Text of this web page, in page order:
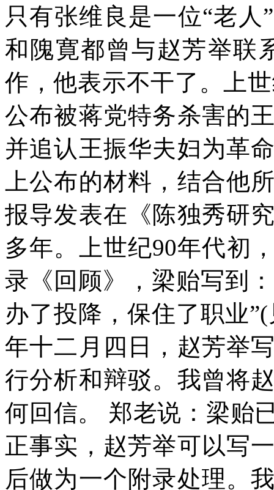
只有张维良是一位“老
和隗寛都曾与赵芳举联
作，他表示不干了。上
公布被蒋党特务杀害的
并追认王振华夫妇为革
上公布的材料，结合他
报导发表在《陈独秀研
多年。上世纪90年代初
录《回顾》，梁贻写到
办了投降，保住了职业”(
年十二月四日，赵芳举
行分析和辩驳。我曾将
何回信。
郑老说：梁贻
正事实，赵芳举可以写
后做为一个附录处理。